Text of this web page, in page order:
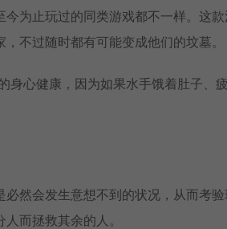
为止玩过的同类游戏都不一样。这
不过随时都有可能变成他们的坟墓。
身心健康，因为如果水手饿着肚子、
然会发生意想不到的状况，从而考
而拯救其余的人。